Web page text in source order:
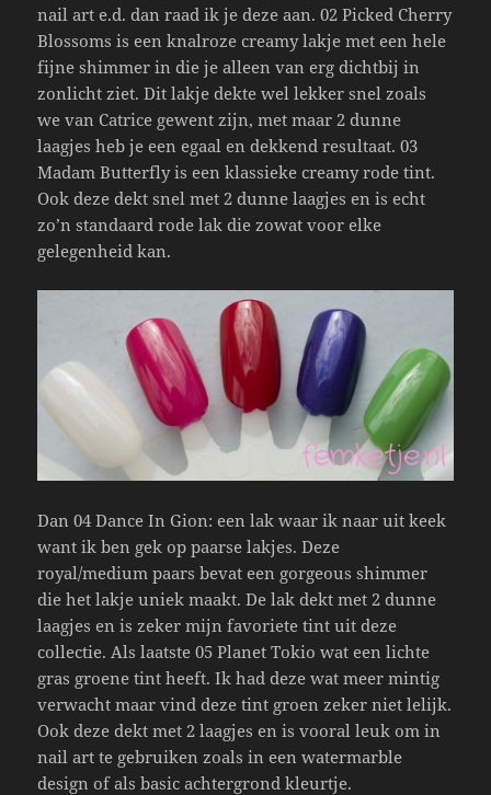
nail art e.d. dan raad ik je deze aan. 02 Picked Cherry
Blossoms is een knalroze creamy lakje met een hele
fijne shimmer in die je alleen van erg dichtbij in
zonlicht ziet. Dit lakje dekte wel lekker snel zoals
we van Catrice gewent zijn, met maar 2 dunne
laagjes heb je een egaal en dekkend resultaat. 03
Madam Butterfly is een klassieke creamy rode tint.
Ook deze dekt snel met 2 dunne laagjes en is echt
zo’n standaard rode lak die zowat voor elke
gelegenheid kan.
Dan 04 Dance In Gion: een lak waar ik naar uit keek
want ik ben gek op paarse lakjes. Deze
royal/medium paars bevat een gorgeous shimmer
die het lakje uniek maakt. De lak dekt met 2 dunne
laagjes en is zeker mijn favoriete tint uit deze
collectie. Als laatste 05 Planet Tokio wat een lichte
gras groene tint heeft. Ik had deze wat meer mintig
verwacht maar vind deze tint groen zeker niet lelijk.
Ook deze dekt met 2 laagjes en is vooral leuk om in
nail art te gebruiken zoals in een watermarble
design of als basic achtergrond kleurtje.